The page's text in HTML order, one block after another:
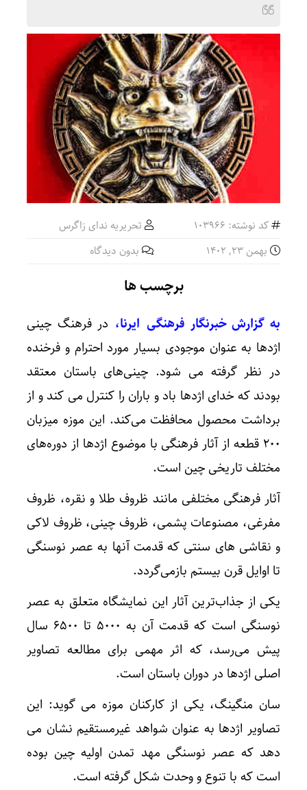
کد نوشته: 103966
تحریریه ندای زاگرس
بهمن ۲۳, ۱۴۰۲
بدون دیدگاه
برچسب ها
به گزارش خبرنگار فرهنگی ایرنا، در فرهنگ چینی
اژدها به عنوان موجودی بسیار مورد احترام و فرخنده
در نظر گرفته می شود. چینی‌های باستان معتقد
بودند که خدای اژدها باد و باران را کنترل می‌‍ کند و از
برداشت محصول محافظت می‌کند. این موزه میزبان
۲۰۰ قطعه از آثار فرهنگی با موضوع اژدها از دوره‌های
مختلف تاریخی چین است.
آثار فرهنگی مختلفی مانند ظروف طلا و نقره، ظروف
مفرغی، مصنوعات پشمی، ظروف چینی، ظروف لاکی
و نقاشی های سنتی که قدمت آنها به عصر نوسنگی
تا اوایل قرن بیستم بازمی‌گردد.
یکی از جذاب‌ترین آثار این نمایشگاه متعلق به عصر
نوسنگی است که قدمت آن به ۵۰۰۰ تا ۶۵۰۰ سال
پیش می‌رسد، که اثر مهمی برای مطالعه تصاویر
اصلی اژدها در دوران باستان است.
سان منگینگ، یکی از کارکنان موزه می گوید: این
تصاویر اژدها به عنوان شواهد غیرمستقیم نشان می
دهد که عصر نوسنگی مهد تمدن اولیه چین بوده
است که با تنوع و وحدت شکل گرفته است.